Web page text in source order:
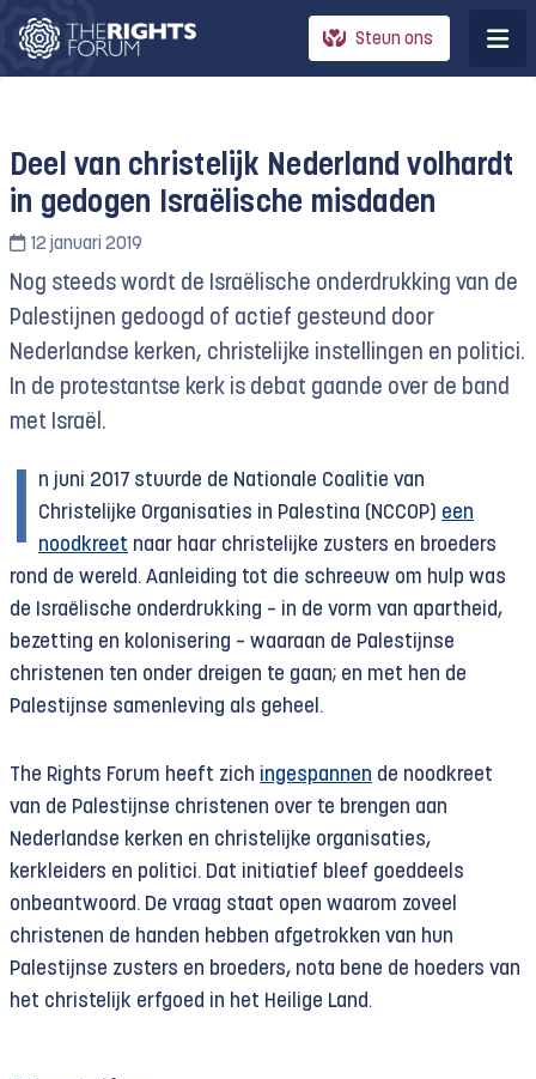
Steun ons
Deel van christelijk Nederland volhardt
in gedogen Israëlische misdaden
12 januari 2019
Nog steeds wordt de Israëlische onderdrukking van de
Palestijnen gedoogd of actief gesteund door
Nederlandse kerken, christelijke instellingen en politici.
In de protestantse kerk is debat gaande over de band
met Israël.
I
n juni 2017 stuurde de Nationale Coalitie van
Christelijke Organisaties in Palestina (NCCOP) een
noodkreet naar haar christelijke zusters en broeders
rond de wereld. Aanleiding tot die schreeuw om hulp was
de Israëlische onderdrukking – in de vorm van apartheid,
bezetting en kolonisering – waaraan de Palestijnse
christenen ten onder dreigen te gaan; en met hen de
Palestijnse samenleving als geheel.
The Rights Forum heeft zich ingespannen de noodkreet
van de Palestijnse christenen over te brengen aan
Nederlandse kerken en christelijke organisaties,
kerkleiders en politici. Dat initiatief bleef goeddeels
onbeantwoord. De vraag staat open waarom zoveel
christenen de handen hebben afgetrokken van hun
Palestijnse zusters en broeders, nota bene de hoeders van
het christelijk erfgoed in het Heilige Land.